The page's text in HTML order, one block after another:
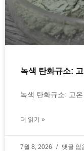
녹색 탄화규소:
녹색 탄화규소: 고
더 읽기 »
7월 8, 2026 댓글 없